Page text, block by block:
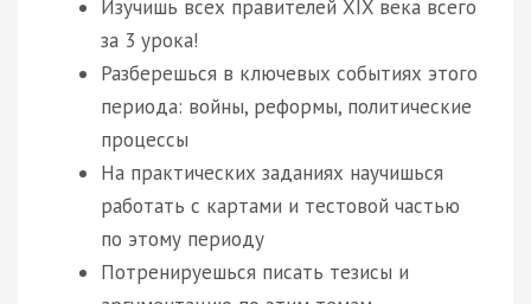
Изучишь всех правителей XIX века всего
за 3 урока!
Разберешься в ключевых событиях этого
периода: войны, реформы, политические
процессы
На практических заданиях научишься
работать с картами и тестовой частью
по этому периоду
Потренируешься писать тезисы и